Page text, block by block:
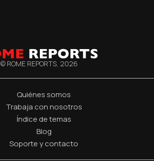
© ROME REPORTS, 2026
Quiénes somos
Trabaja con nosotros
Índice de temas
Blog
Soporte y contacto